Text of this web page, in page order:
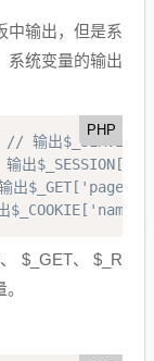
中输出，但是系
系统变量的输出
PHP
// 输出
出
出
$_COOKIE['name']
$_GET、 $_R